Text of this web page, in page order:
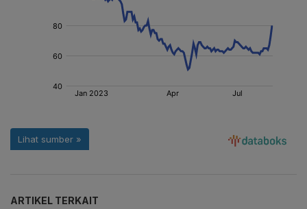
ARTIKEL TERKAIT